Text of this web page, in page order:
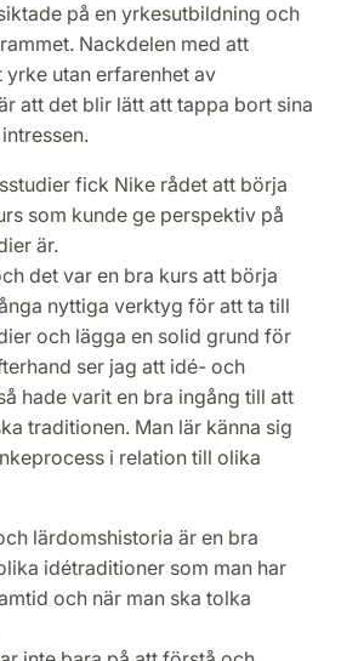
på en yrkesutbildning och
Nackdelen med att
utan erfarenhet av
att det blir lätt att tappa bort sina
fick Nike rådet att börja
som kunde ge perspektiv på
är.
det var en bra kurs att börja
nyttiga verktyg för att ta till
och lägga en solid grund för
ser jag att idé- och
hade varit en bra ingång till att
traditionen. Man lär känna sig
i relation till olika
lärdomshistoria är en bra
idétraditioner som man har
och när man ska tolka